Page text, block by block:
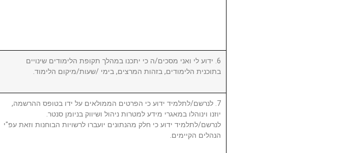
6. ידוע לי ואני מסכים/ה כי יתכנו במהלך תקופת הלימודים שינויים
בתוכנית הלימודים, בזהות המרצים, בימי /שעות/מיקום הלימוד.
7. לנרשם/לתלמיד ידוע כי הפרטים הממולאים על ידו בטופס ההרשמה,
יוזנו וינוהלו במאגרי מידע למטרות ניהול ושיווק בניומן סנטר.
לנרשם/לתלמיד ידוע כי חלק מהנתונים יועברו לרשויות הבוחנות וזאת עפ"י
הנהלים הקיימים.